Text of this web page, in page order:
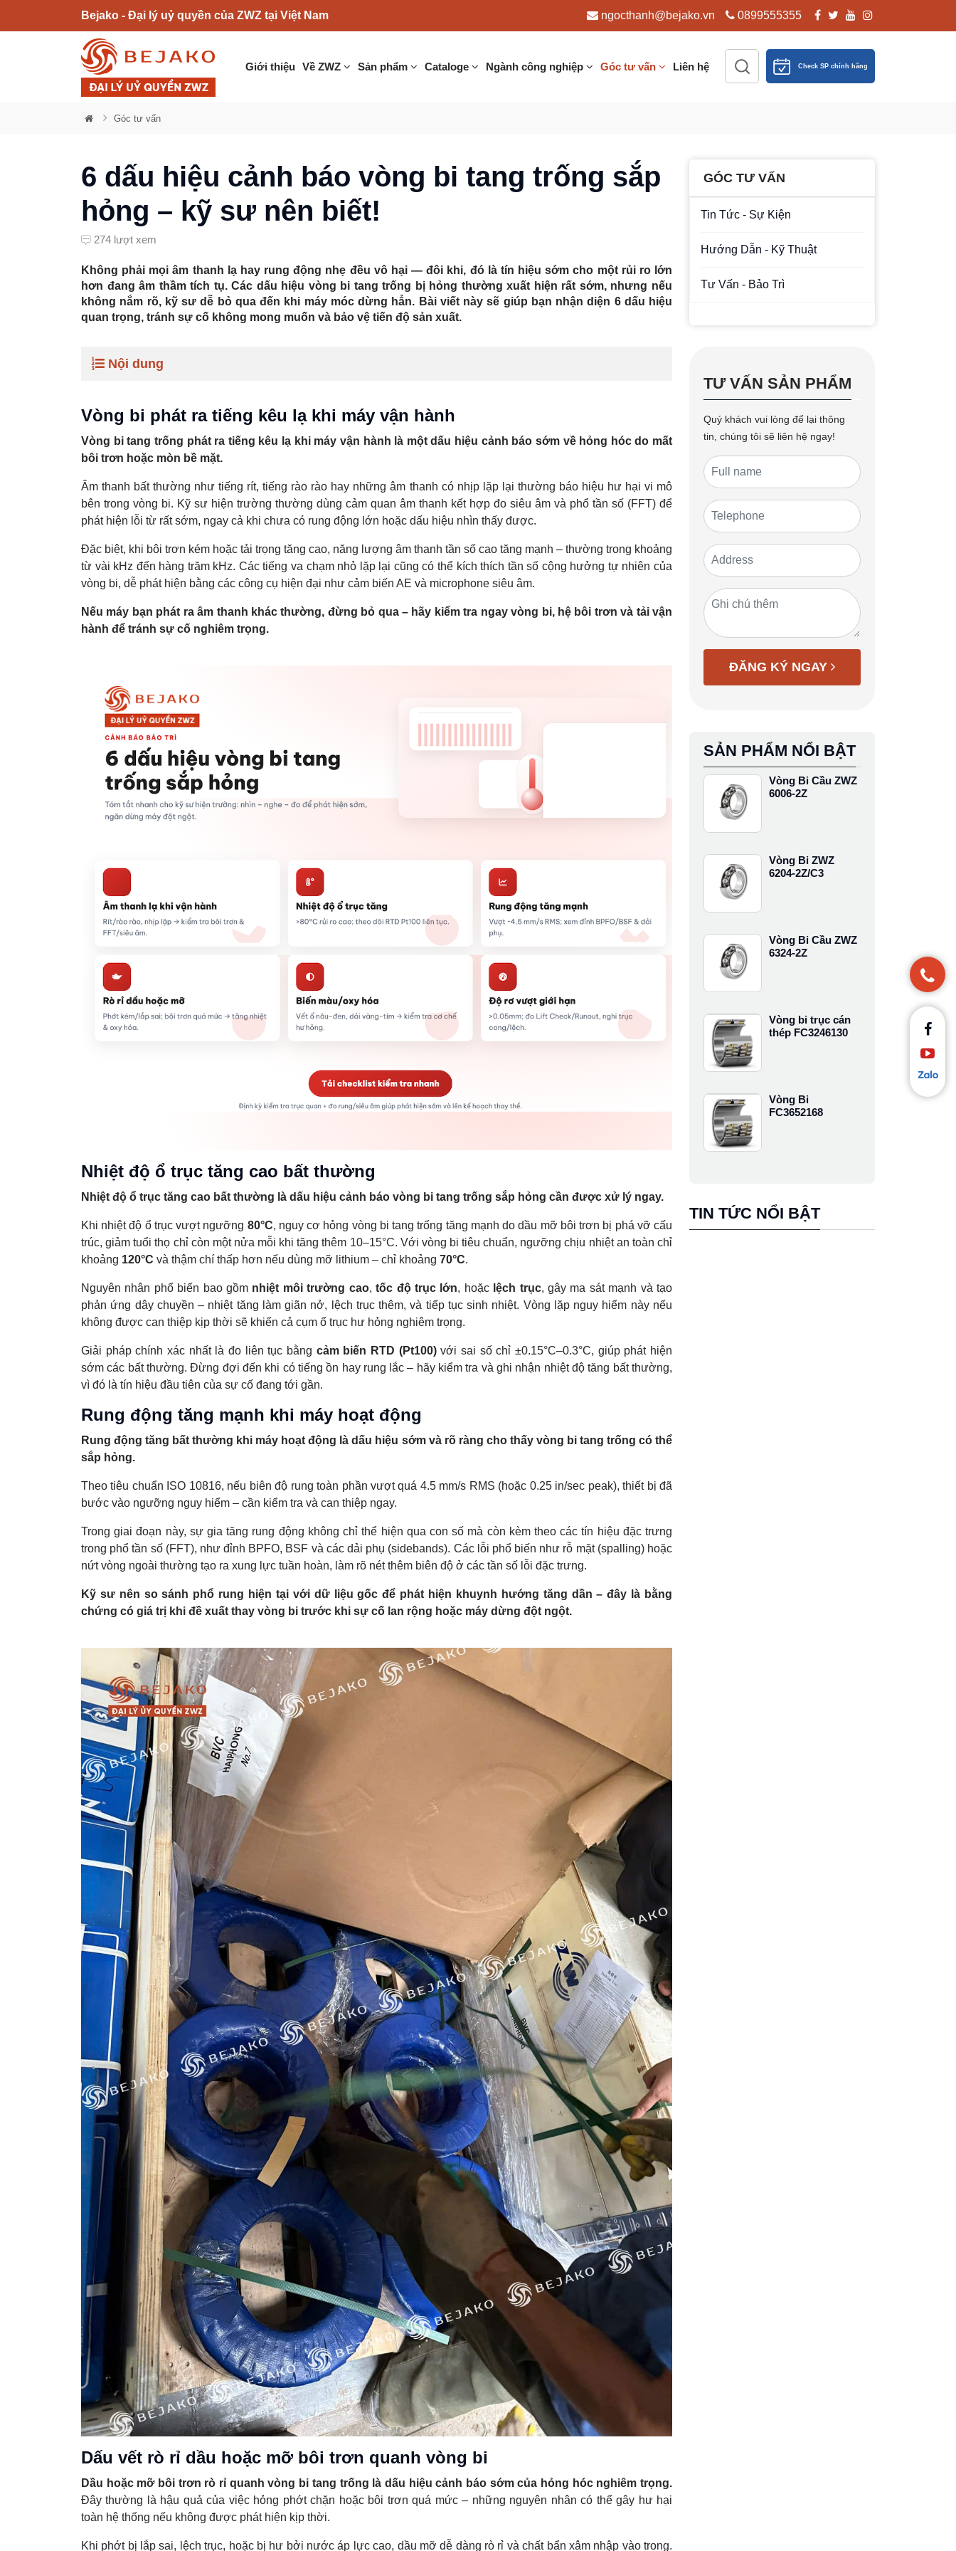
Bejako - Đại lý uỷ quyền của ZWZ tại Việt Nam 0899555355
ngocthanh@bejako.vn
Check SP chính hãng
Giới thiệu Về ZWZ Sản phẩm Cataloge Ngành công nghiệp Góc tư vấn Liên hệ
Góc tư vấn
6 dấu hiệu cảnh báo vòng bi tang trống sắp
hỏng – kỹ sư nên biết!
274 lượt xem
Không phải mọi âm thanh lạ hay rung động nhẹ đều vô hại — đôi khi, đó là tín hiệu sớm cho một rủi ro lớn
hơn đang âm thầm tích tụ. Các dấu hiệu vòng bi tang trống bị hỏng thường xuất hiện rất sớm, nhưng nếu
không nắm rõ, kỹ sư dễ bỏ qua đến khi máy móc dừng hẳn. Bài viết này sẽ giúp bạn nhận diện 6 dấu hiệu
quan trọng, tránh sự cố không mong muốn và bảo vệ tiến độ sản xuất.
Nội dung
Vòng bi phát ra tiếng kêu lạ khi máy vận hành
Vòng bi tang trống phát ra tiếng kêu lạ khi máy vận hành là một dấu hiệu cảnh báo sớm về hỏng hóc do mất
bôi trơn hoặc mòn bề mặt.
Âm thanh bất thường như tiếng rít, tiếng rào rào hay những âm thanh có nhịp lặp lại thường báo hiệu hư hại vi mô
bên trong vòng bi. Kỹ sư hiện trường thường dùng cảm quan âm thanh kết hợp đo siêu âm và phổ tần số (FFT) để
phát hiện lỗi từ rất sớm, ngay cả khi chưa có rung động lớn hoặc dấu hiệu nhìn thấy được.
Đặc biệt, khi bôi trơn kém hoặc tải trọng tăng cao, năng lượng âm thanh tần số cao tăng mạnh – thường trong khoảng
từ vài kHz đến hàng trăm kHz. Các tiếng va chạm nhỏ lặp lại cũng có thể kích thích tần số cộng hưởng tự nhiên của
vòng bi, dễ phát hiện bằng các công cụ hiện đại như cảm biến AE và microphone siêu âm.
Nếu máy bạn phát ra âm thanh khác thường, đừng bỏ qua – hãy kiểm tra ngay vòng bi, hệ bôi trơn và tải vận
hành để tránh sự cố nghiêm trọng.
Nhiệt độ ổ trục tăng cao bất thường
Nhiệt độ ổ trục tăng cao bất thường là dấu hiệu cảnh báo vòng bi tang trống sắp hỏng cần được xử lý ngay.
Khi nhiệt độ ổ trục vượt ngưỡng 80°C, nguy cơ hỏng vòng bi tang trống tăng mạnh do dầu mỡ bôi trơn bị phá vỡ cấu
trúc, giảm tuổi thọ chỉ còn một nửa mỗi khi tăng thêm 10–15°C. Với vòng bi tiêu chuẩn, ngưỡng chịu nhiệt an toàn chỉ
khoảng 120°C và thậm chí thấp hơn nếu dùng mỡ lithium – chỉ khoảng 70°C.
Nguyên nhân phổ biến bao gồm nhiệt môi trường cao,tốc độ trục lớn, hoặc lệch trục, gây ma sát mạnh và tạo
phản ứng dây chuyền – nhiệt tăng làm giãn nở, lệch trục thêm, và tiếp tục sinh nhiệt. Vòng lặp nguy hiểm này nếu
không được can thiệp kịp thời sẽ khiến cả cụm ổ trục hư hỏng nghiêm trọng.
Giải pháp chính xác nhất là đo liên tục bằng cảm biến RTD (Pt100)với sai số chỉ ±0.15°C–0.3°C, giúp phát hiện
sớm các bất thường. Đừng đợi đến khi có tiếng ồn hay rung lắc – hãy kiểm tra và ghi nhận nhiệt độ tăng bất thường,
vì đó là tín hiệu đầu tiên của sự cố đang tới gần.
Rung động tăng mạnh khi máy hoạt động
Rung động tăng bất thường khi máy hoạt động là dấu hiệu sớm và rõ ràng cho thấy vòng bi tang trống có thể
sắp hỏng.
Theo tiêu chuẩn ISO 10816, nếu biên độ rung toàn phần vượt quá 4.5 mm/s RMS (hoặc 0.25 in/sec peak), thiết bị đã
bước vào ngưỡng nguy hiểm – cần kiểm tra và can thiệp ngay.
Trong giai đoạn này, sự gia tăng rung động không chỉ thể hiện qua con số mà còn kèm theo các tín hiệu đặc trưng
trong phổ tần số (FFT), như đỉnh BPFO, BSF và các dải phụ (sidebands). Các lỗi phổ biến như rỗ mặt (spalling) hoặc
nứt vòng ngoài thường tạo ra xung lực tuần hoàn, làm rõ nét thêm biên độ ở các tần số lỗi đặc trưng.
Kỹ sư nên so sánh phổ rung hiện tại với dữ liệu gốc để phát hiện khuynh hướng tăng dần – đây là bằng
chứng có giá trị khi đề xuất thay vòng bi trước khi sự cố lan rộng hoặc máy dừng đột ngột.
Dấu vết rò rỉ dầu hoặc mỡ bôi trơn quanh vòng bi
Dầu hoặc mỡ bôi trơn rò rỉ quanh vòng bi tang trống là dấu hiệu cảnh báo sớm của hỏng hóc nghiêm trọng.
Đây thường là hậu quả của việc hỏng phớt chặn hoặc bôi trơn quá mức – những nguyên nhân có thể gây hư hại
toàn hệ thống nếu không được phát hiện kịp thời.
Khi phớt bị lắp sai, lệch trục, hoặc bị hư bởi nước áp lực cao, dầu mỡ dễ dàng rò rỉ và chất bẩn xâm nhập vào trong.
GÓC TƯ VẤN
Tin Tức - Sự Kiện
Hướng Dẫn - Kỹ Thuật
Tư Vấn - Bảo Trì
TƯ VẤN SẢN PHẨM
Quý khách vui lòng để lại thông
tin, chúng tôi sẽ liên hệ ngay!
ĐĂNG KÝ NGAY
SẢN PHẨM NỔI BẬT
Vòng Bi Cầu ZWZ
6006-2Z
Vòng Bi ZWZ
6204-2Z/C3
Vòng Bi Cầu ZWZ
6324-2Z
Vòng bi trục cán
thép FC3246130
Vòng Bi
FC3652168
TIN TỨC NỔI BẬT